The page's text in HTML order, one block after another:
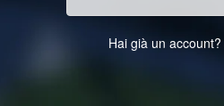
Hai già un account?